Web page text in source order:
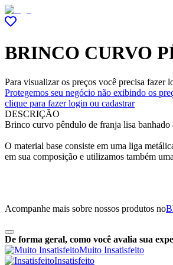
BRINCO CURVO
Para visualizar os preços você precisa fazer
Protegemos seu negócio não exibindo os
clique para fazer login ou cadastrar
DESCRIÇÃO
Brinco curvo pêndulo de franja lisa banhado
O material base consiste em uma liga
em sua composição e utilizamos também
Acompanhe mais sobre nossos produtos no
De forma geral, como você avalia sua
Muito Insatisfeito
Insatisfeito